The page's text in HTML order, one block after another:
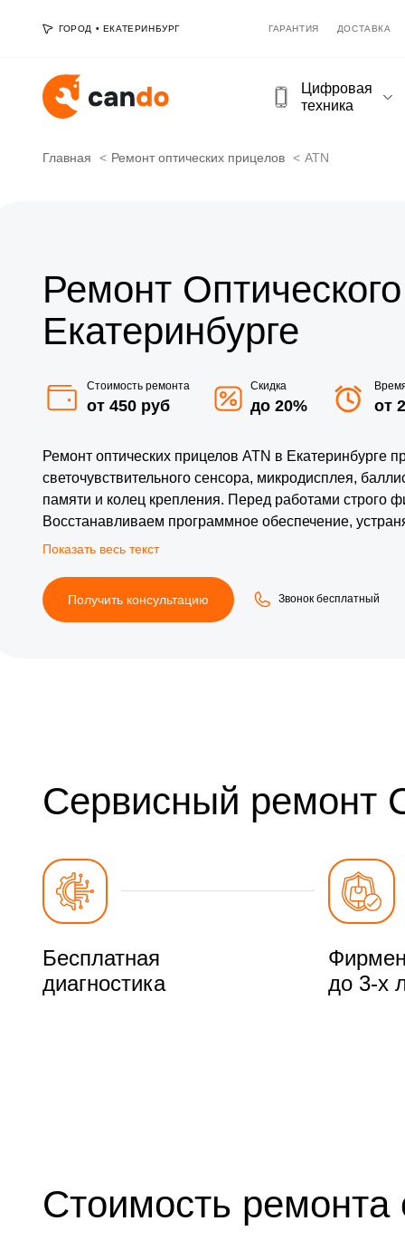
ГОРОД • ЕКАТЕРИНБУРГ ГАРАНТИЯ ДОСТАВКА
Цифровая
техника
Главная Ремонт оптических прицелов ATN
Ремонт
Екатеринбурге
Стоимость ремонта
от 450 руб
Скидка
до 20% от
Ремонт оптических прицелов ATN в Екатеринбурге
светочувствительного сенсора, микродисплея,
памяти и колец крепления. Перед работами строго
Восстанавливаем программное обеспечение,
после чего проверяем пристрелочные профили,
Получить консультацию Звонок бесплатный
Сервисный ремонт
Бесплатная
диагностика
до 3-х
Стоимость ремонта